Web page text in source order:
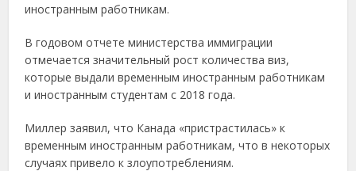
иностранным работникам.
В годовом отчете министерства иммиграции
отмечается значительный рост количества виз,
которые выдали временным иностранным работникам
и иностранным студентам с 2018 года.
Миллер заявил, что Канада «пристрастилась» к
временным иностранным работникам, что в некоторых
случаях привело к злоупотреблениям.